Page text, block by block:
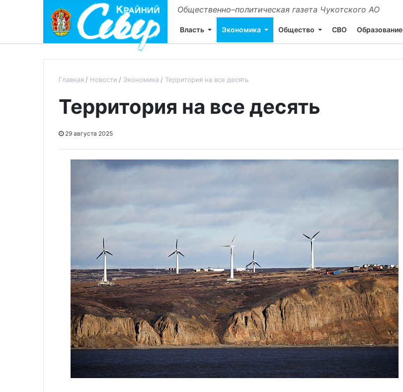
Общественно–политическая газета Чукотского АО
Власть Экономика Общество СВО Образование
Главная Новости Экономика Территория на все десять
Территория на все десять
29 августа 2025